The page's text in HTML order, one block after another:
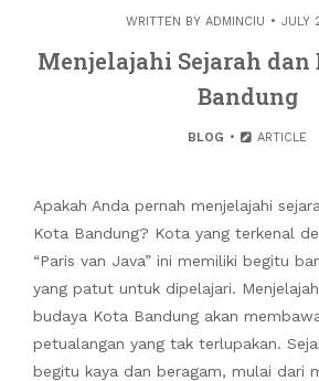
WRITTEN BY ADMINCIU JULY
Menjelajahi Sejarah dan
Bandung
BLOG ARTICLE
Apakah Anda pernah menjelajahi
Kota Bandung? Kota yang terkenal
“Paris van Java” ini memiliki begitu
yang patut untuk dipelajari.
budaya Kota Bandung akan
petualangan yang tak terlupakan.
begitu kaya dan beragam, mulai dari